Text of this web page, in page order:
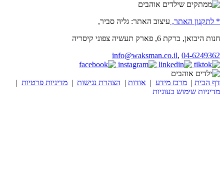
* לתקנון האתר, עיצוב האתר: גליה סביר,
חנות היבואן, ברקת 6, פארק תעשיה צפוני קיסריה
info@waksman.co.il, 04-6249362
דף הבית | מרכז מידע | אודות | הצהרת נגישות | מדיניות פרטיות |
מדיניות שימוש בעוגיות